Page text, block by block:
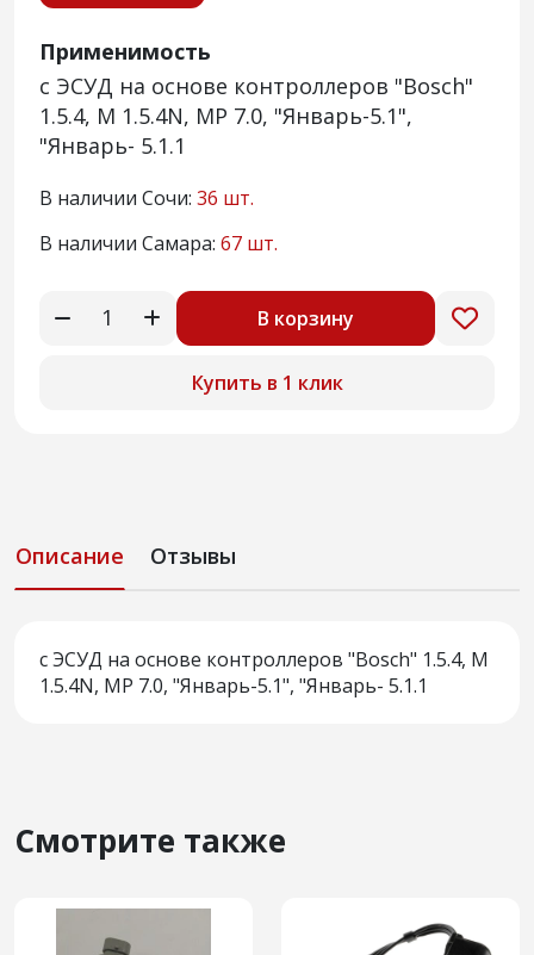
Применимость
с ЭСУД на основе контроллеров "Bosch"
1.5.4, M 1.5.4N, MP 7.0, "Январь-5.1",
"Январь- 5.1.1
В наличии Сочи: 36 шт.
В наличии Самара: 67 шт.
В корзину
Купить в 1 клик
Описание Отзывы
с ЭСУД на основе контроллеров "Bosch" 1.5.4, M
1.5.4N, MP 7.0, "Январь-5.1", "Январь- 5.1.1
Смотрите также